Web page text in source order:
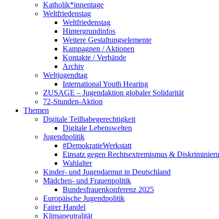
Katholik*innentage
Weltfriedenstag
Weltfriedenstag
Hintergrundinfos
Weitere Gestaltungselemente
Kampagnen / Aktionen
Kontakte / Verbände
Archiv
Weltjugendtag
International Youth Hearing
ZUSAGE – Jugendaktion globaler Solidarität
72-Stunden-Aktion
Themen
Digitale Teilhabegerechtigkeit
Digitale Lebenswelten
Jugendpolitik
#DemokratieWerkstatt
Einsatz gegen Rechtsextremismus &
Wahlalter
Kinder- und Jugendarmut in Deutschland
Mädchen- und Frauenpolitik
Bundesfrauenkonferenz 2025
Europäische Jugendpolitik
Fairer Handel
Klimaneutralität